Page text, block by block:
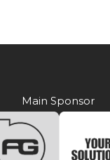
Main Sponsor